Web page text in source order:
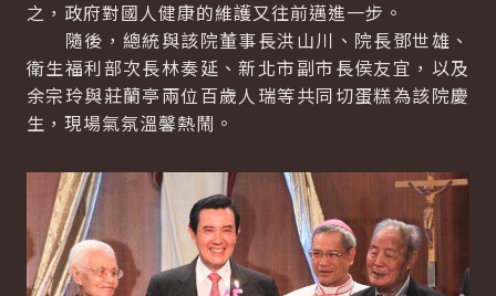
之，政府對國人健康的維護又往前邁進一步。
隨後，總統與該院董事長洪山川、院長鄧世雄、
衛生福利部次長林奏延、新北市副市長侯友宜，以及
余宗玲與莊蘭亭兩位百歲人瑞等共同切蛋糕為該院慶
生，現場氣氛溫馨熱鬧。